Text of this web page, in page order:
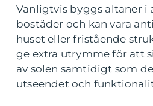
Vanligtvis byggs altaner i
bostäder och kan vara
huset eller fristående
ge extra utrymme för att
av solen samtidigt som
utseendet och